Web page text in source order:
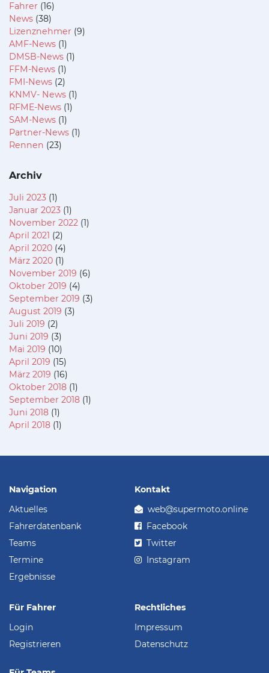
Fahrer (16)
News (38)
Lizenznehmer (9)
AMF-News (1)
DMSB-News (1)
FFM-News (1)
FMI-News (2)
KNMV- News (1)
RFME-News (1)
SAM-News (1)
Partner-News (1)
Rennen (23)
Archiv
Juli 2023 (1)
Januar 2023 (1)
November 2022 (1)
April 2021 (2)
April 2020 (4)
März 2020 (1)
November 2019 (6)
Oktober 2019 (4)
September 2019 (3)
August 2019 (3)
Juli 2019 (2)
Juni 2019 (3)
Mai 2019 (10)
April 2019 (15)
März 2019 (16)
Oktober 2018 (1)
September 2018 (1)
Juni 2018 (1)
April 2018 (1)
Navigation
Aktuelles
Fahrerdatenbank
Teams
Termine
Ergebnisse
Kontakt
web@supermoto.online
Facebook
Twitter
Instagram
Für Fahrer
Login
Registrieren
Rechtliches
Impressum
Datenschutz